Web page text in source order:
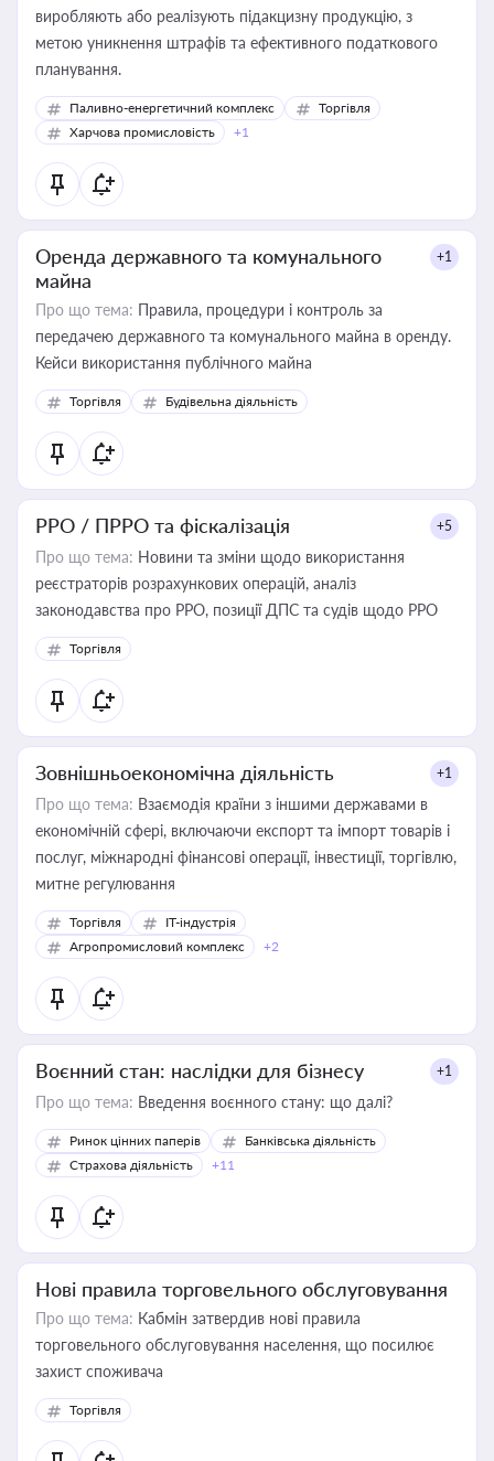
виробляють або реалізують підакцизну продукцію, з
метою уникнення штрафів та ефективного податкового
планування.
Паливно-енергетичний комплекс
Торгівля
Харчова промисловість
+1
Оренда державного та комунального
майна
+1
Про що тема: Правила, процедури і контроль за
передачею державного та комунального майна в оренду.
Кейси використання публічного майна
Торгівля Будівельна діяльність
РРО / ПРРО та фіскалізація +5
Про що тема: Новини та зміни щодо використання
реєстраторів розрахункових операцій, аналіз
законодавства про РРО, позиції ДПС та судів щодо РРО
Торгівля
Зовнішньоекономічна діяльність +1
Про що тема: Взаємодія країни з іншими державами в
економічній сфері, включаючи експорт та імпорт товарів і
послуг, міжнародні фінансові операції, інвестиції, торгівлю,
митне регулювання
Торгівля
IT-індустрія
Агропромисловий комплекс
+2
Воєнний стан: наслідки для бізнесу +1
Про що тема: Введення воєнного стану: що далі?
Ринок цінних паперів
Банківська діяльність
Страхова діяльність
+11
Нові правила торговельного обслуговування
Про що тема: Кабмін затвердив нові правила
торговельного обслуговування населення, що посилює
захист споживача
Торгівля